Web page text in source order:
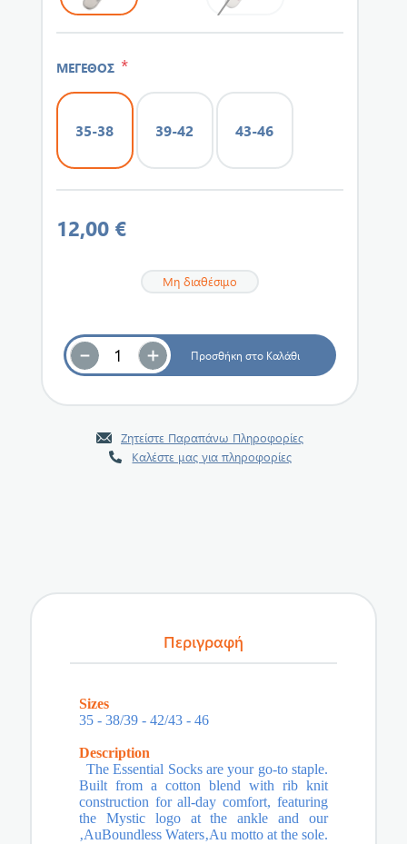
ΜΕΓΕΘΟΣ *
35-38 39-42 43-46
12,00 €
Μη διαθέσιμο
Ζητείστε Παραπάνω Πληροφορίες
Καλέστε μας για πληροφορίες
Περιγραφή
Sizes
35 - 38/39 - 42/43 - 46
Description
The Essential Socks are your go-to staple.
Built from a cotton blend with rib knit
construction for all-day comfort, featuring
the Mystic logo at the ankle and our
‚AuBoundless Waters‚Au motto at the sole.